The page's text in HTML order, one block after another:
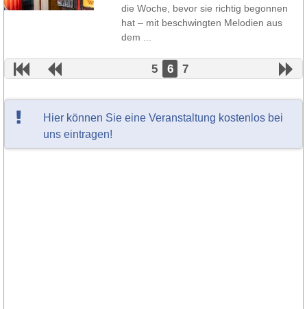
die Woche, bevor sie richtig begonnen
hat – mit beschwingten Melodien aus
dem ...
5 6 7
Hier können Sie eine Veranstaltung kostenlos bei
uns eintragen!